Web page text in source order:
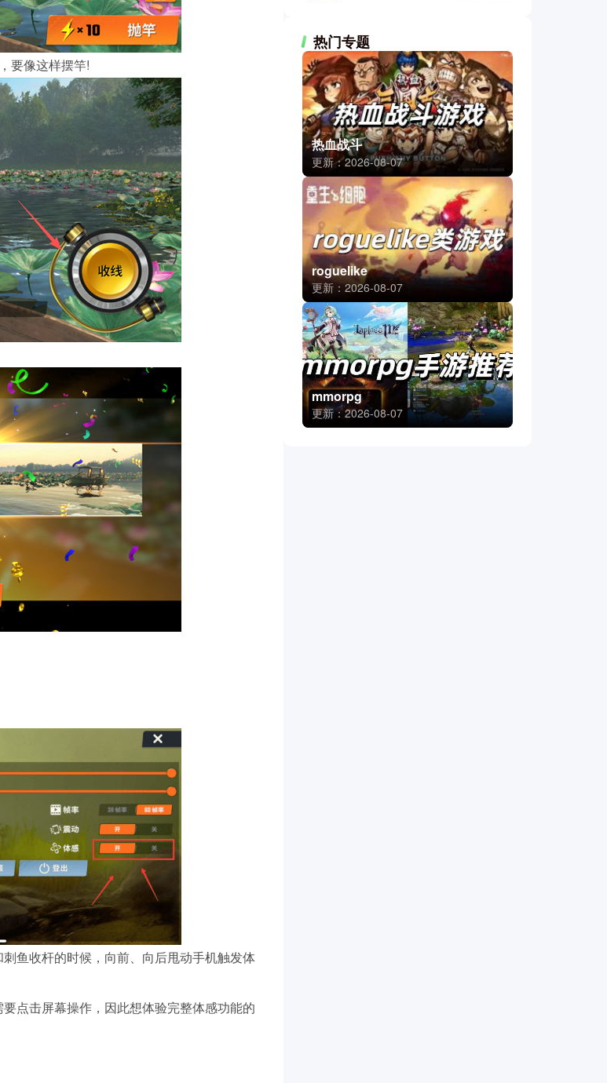
要像这样摆竿!
鱼收杆的时候，向前、向后甩动手机触发体
点击屏幕操作，因此想体验完整体感功能的
热门专题
热血战斗
更新：2026-08-07
roguelike
更新：2026-08-07
mmorpg
更新：2026-08-07